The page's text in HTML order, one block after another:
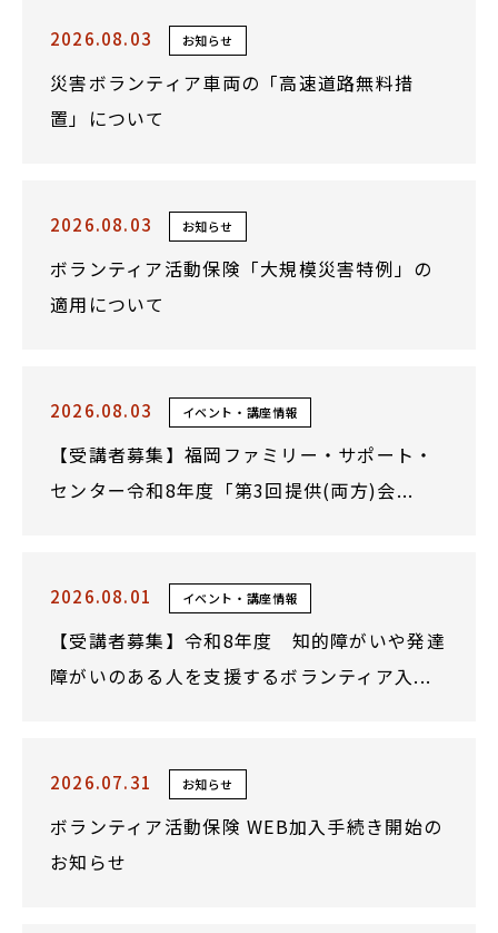
2026.08.03 お知らせ
災害ボランティア車両の「高速道路無料措
置」について
2026.08.03 お知らせ
ボランティア活動保険「大規模災害特例」の
適用について
2026.08.03 イベント・講座情報
【受講者募集】福岡ファミリー・サポート・
センター令和8年度「第3回提供(両方)会...
2026.08.01 イベント・講座情報
【受講者募集】令和8年度 知的障がいや発達
障がいのある人を支援するボランティア入...
2026.07.31 お知らせ
ボランティア活動保険 WEB加入手続き開始の
お知らせ